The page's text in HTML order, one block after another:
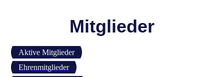
Mitglieder
Aktive Mitglieder
Ehrenmitglieder